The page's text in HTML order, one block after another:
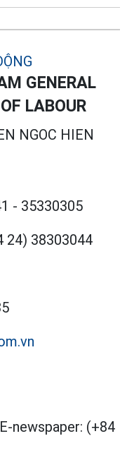
GENERAL
LABOUR
NGOC HIEN
- 35330305
24) 38303044
E-newspaper: (+84